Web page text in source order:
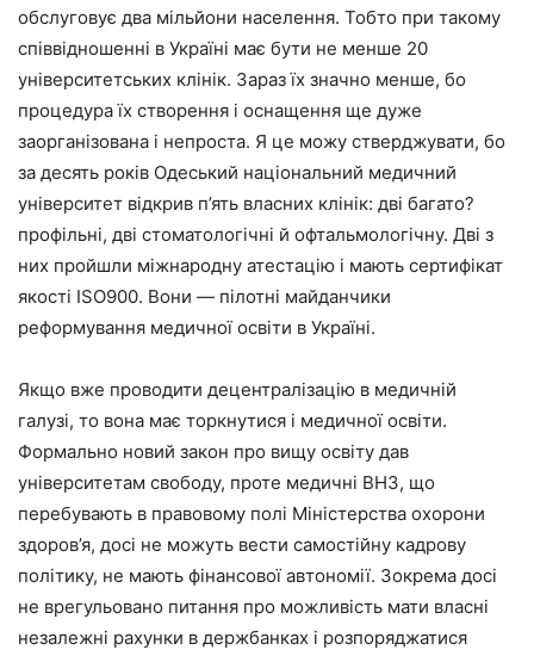
обслуговує два мільйони населення. Тобто при такому
співвідношенні в Україні має бути не менше 20
університетських клінік. Зараз їх значно менше, бо
процедура їх створення і оснащення ще дуже
заорганізована і непроста. Я це можу стверджувати, бо
за десять років Одеський національний медичний
університет відкрив п’ять власних клінік: дві багато?
профільні, дві стоматологічні й офтальмологічну. Дві з
них пройшли міжнародну атестацію і мають сертифікат
якості ISO900. Вони — пілотні майданчики
реформування медичної освіти в Україні.
Якщо вже проводити децентралізацію в медичній
галузі, то вона має торкнутися і медичної освіти.
Формально новий закон про вищу освіту дав
університетам свободу, проте медичні ВНЗ, що
перебувають в правовому полі Міністерства охорони
здоров’я, досі не можуть вести самостійну кадрову
політику, не мають фінансової автономії. Зокрема досі
не врегульовано питання про можливість мати власні
незалежні рахунки в держбанках і розпоряджатися